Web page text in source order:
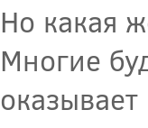
Но какая
Многие